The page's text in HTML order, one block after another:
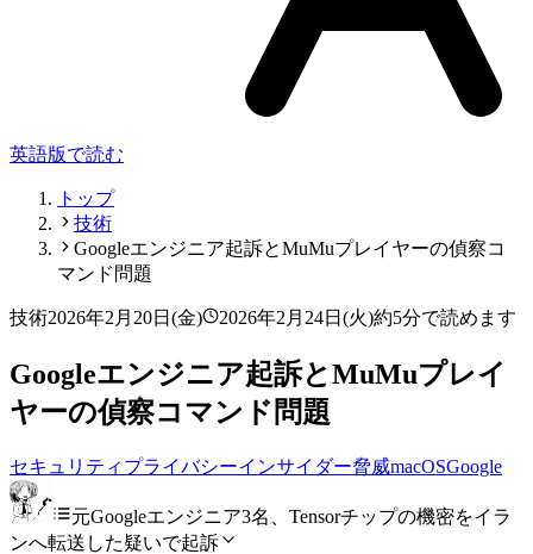
英語版で読む
トップ
技術
Googleエンジニア起訴とMuMuプレイヤーの偵察コ
マンド問題
技術2026年2月20日(金) 2026年2月24日(火)約5分で読めます
Googleエンジニア起訴とMuMuプレイ
ヤーの偵察コマンド問題
セキュリティ プライバシーインサイダー脅威macOSGoogle
元Googleエンジニア3名、Tensorチップの機密をイラ
ンへ転送した疑いで起訴